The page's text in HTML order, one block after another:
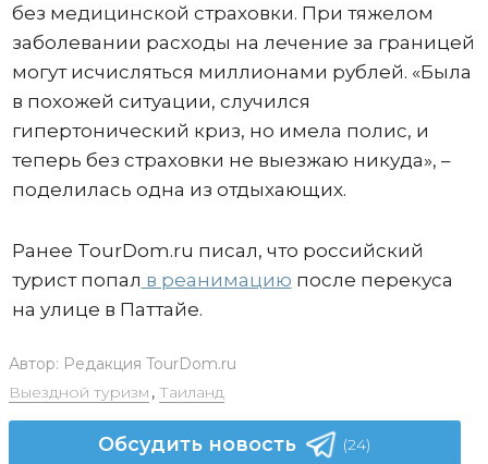
без медицинской страховки. При тяжелом
заболевании расходы на лечение за границей
могут исчисляться миллионами рублей. «Была
в похожей ситуации, случился
гипертонический криз, но имела полис, и
теперь без страховки не выезжаю никуда», –
поделилась одна из отдыхающих.
Ранее TourDom.ru писал, что российский
турист попал в реанимацию после перекуса
на улице в Паттайе.
Автор: Редакция TourDom.ru
Выездной туризм , Таиланд
Обсудить новость (24)